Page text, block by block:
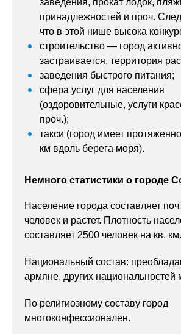
заведения, прокат лодок,
принадлежностей и проч.
что в этой нише высока
строительство — город
застраивается, территория
заведения быстрого питания;
сфера услуг для населения
(оздоровительные, услуги
проч.);
такси (город имеет
км вдоль берега моря).
Немного статистики о городе
Население города составляет
человек и растет. Плотность
составляет 2500 человек на кв. км.
Национальный состав:
армяне, других национальностей
По религиозному составу город
многоконфессионален.